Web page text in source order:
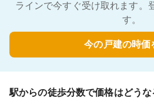
ラインで今すぐ受け取れます。
す。
今の戸建の時価
駅からの徒歩分数で価格はどうな